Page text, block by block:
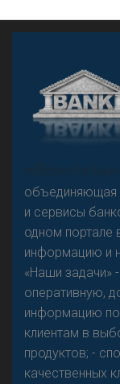
«Н
овости
объединяющая
и сервисы
одном портале
информацию и
«Наши задачи»
оперативную,
информацию по
клиентам в
продуктов; -
качественных